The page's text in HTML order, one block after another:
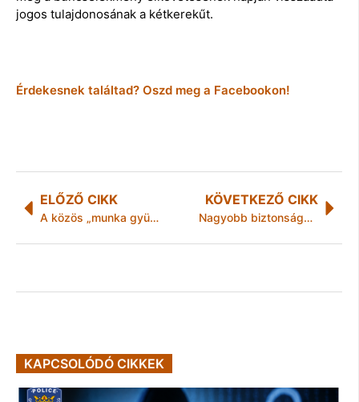
jogos tulajdonosának a kétkerekűt.
Érdekesnek találtad? Oszd meg a Facebookon!
ELŐZŐ CIKK
A közös „munka gyümölcse”
KÖVETKEZŐ CIKK
Nagyobb biztonságban élhetnek ma az emberek
KAPCSOLÓDÓ CIKKEK